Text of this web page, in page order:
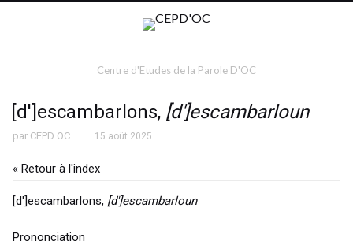
Centre d'Etudes de la Parole D'OC
[d']escambarlons, [d']escambarloun
par CEPD OC 15 août 2025
« Retour à l'index
[d']escambarlons, [d']escambarloun
Prononciation